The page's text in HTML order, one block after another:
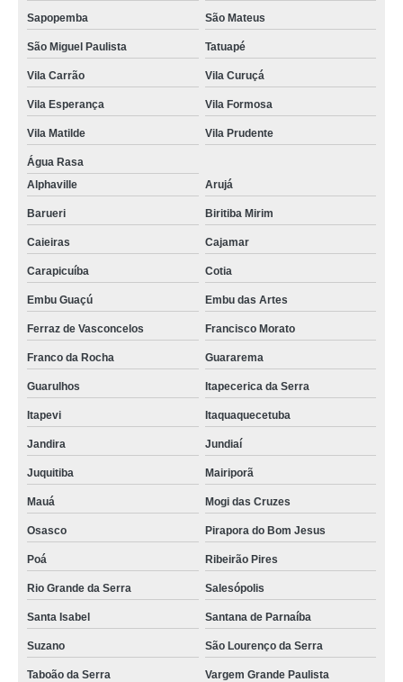
Sapopemba São Mateus
São Miguel Paulista Tatuapé
Vila Carrão Vila Curuçá
Vila Esperança Vila Formosa
Vila Matilde Vila Prudente
Água Rasa
Alphaville
Arujá
Barueri Biritiba Mirim
Caieiras Cajamar
Carapicuíba Cotia
Embu Guaçú Embu das Artes
Ferraz de Vasconcelos Francisco Morato
Franco da Rocha Guararema
Guarulhos Itapecerica da Serra
Itapevi Itaquaquecetuba
Jandira Jundiaí
Juquitiba Mairiporã
Mauá Mogi das Cruzes
Osasco Pirapora do Bom Jesus
Poá Ribeirão Pires
Rio Grande da Serra Salesópolis
Santa Isabel Santana de Parnaíba
Suzano São Lourenço da Serra
Taboão da Serra
Vargem Grande Paulista